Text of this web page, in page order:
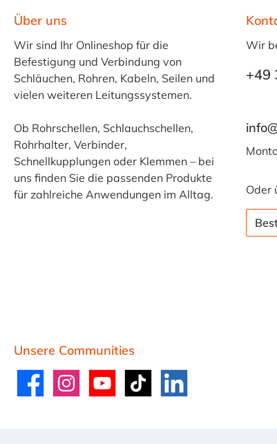
Bedürfnisse
Sie ist auch
Handwerker,
und andere
häufig
verwenden.
Insgesamt ist
Mikalor
Sortimentbox
Über uns
Wir sind Ihr Onlineshop für die
Befestigung und Verbindung von
Schläuchen, Rohren, Kabeln, Seilen und
vielen weiteren Leitungssystemen.
Ob Rohrschellen, Schlauchschellen,
Rohrhalter, Verbinder,
Schnellkupplungen oder Klemmen – bei
uns finden Sie die passenden Produkte
für zahlreiche Anwendungen im Alltag.
Wir
+49
Oder
Unsere Communities
FacebookInstagramYouTube TikTok LinkedIn